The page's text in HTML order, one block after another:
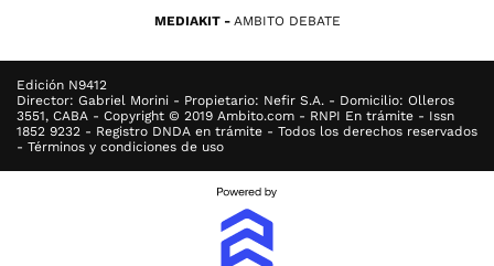
MEDIAKIT AMBITO DEBATE
Edición N9412
Director: Gabriel Morini - Propietario: Nefir S.A. - Domicilio: Olleros
3551, CABA - Copyright © 2019 Ambito.com - RNPI En trámite - Issn
1852 9232 - Registro DNDA en trámite - Todos los derechos reservados
- Términos y condiciones de uso